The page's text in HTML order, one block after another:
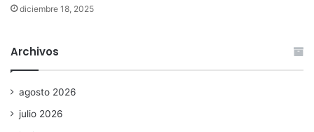
diciembre 18, 2025
Archivos
agosto 2026
julio 2026